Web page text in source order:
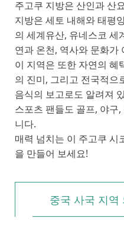
주고쿠 지방은 산인과 산
지방은 세토 내해와 태평
의 세계유산, 유네스코 세
연과 온천, 역사와 문화가
이 지역은 또한 자연의 혜
의 진미, 그리고 전국적으
음식의 보고로도 알려져
스포츠 팬들도 골프, 야구
니다.
매력 넘치는 이 주고쿠 시
을 만들어 보세요!
중국 사국 지역